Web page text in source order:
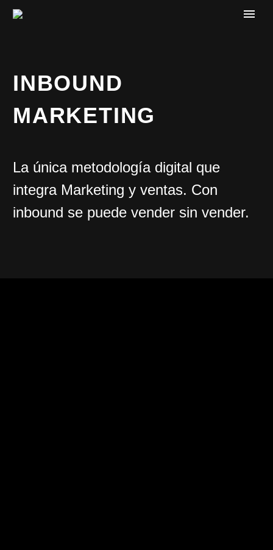
INBOUND
MARKETING
La única metodología digital que
integra Marketing y ventas. Con
inbound se puede vender sin vender.